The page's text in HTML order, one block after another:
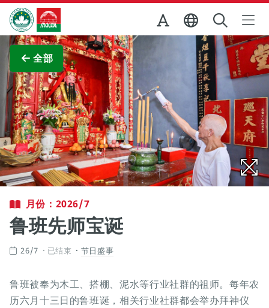
跳至主内容
澳门特别行政区政府旅游局
全部
查看原图
月份：2026/7
鲁班先师宝诞
26/7 已结束 节日盛事
鲁班被奉为木工、搭棚、泥水等行业社群的祖师。每年农
历六月十三日的鲁班诞，相关行业社群都会举办拜神仪